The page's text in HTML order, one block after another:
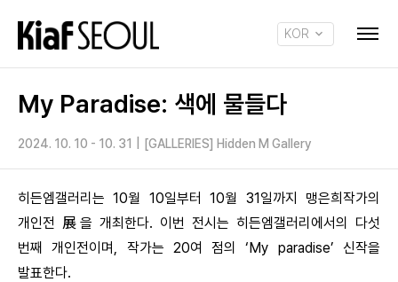
KOR
My Paradise: 색에 물들다
2024. 10. 10 - 10. 31 [GALLERIES] Hidden M Gallery
히든엠갤러리는 10월 10일부터 10월 31일까지 맹은희작가의
개인전 展을 개최한다. 이번 전시는 히든엠갤러리에서의 다섯
번째 개인전이며, 작가는 20여 점의 ‘My paradise’ 신작을
발표한다.